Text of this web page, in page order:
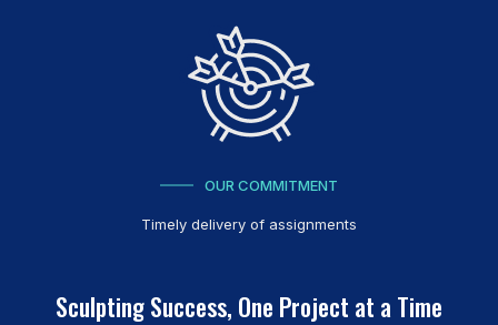
OUR COMMITMENT
Timely delivery of assignments
Sculpting Success, One Project at a Time